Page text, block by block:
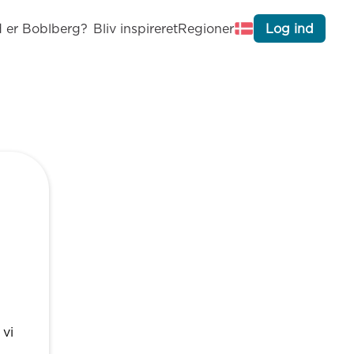
er Boblberg? Bliv inspireretRegioner Log ind